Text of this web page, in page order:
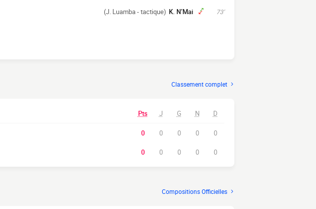
73'
K. N’Mai
(J. Luamba - tactique)
Classement complet
Pts J G N D
0 0 0 0 0
0 0 0 0 0
Compositions Officielles